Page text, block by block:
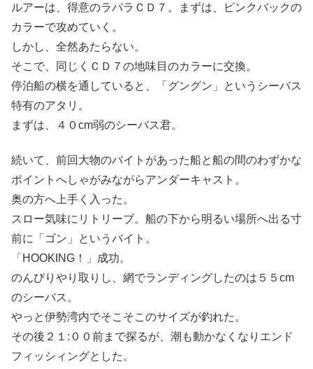
ルアーは、得意のラパラＣＤ７。まずは、ピンクバックの
カラーで攻めていく。
しかし、全然あたらない。
そこで、同じくＣＤ７の地味目のカラーに交換。
停泊船の横を通していると、「グングン」というシーバス
特有のアタリ。
まずは、４０cm弱のシーバス君。
続いて、前回大物のバイトがあった船と船の間のわずかな
ポイントへしゃがみながらアンダーキャスト。
奥の方へ上手く入った。
スロー気味にリトリーブ。船の下から明るい場所へ出る寸
前に「ゴン」というバイト。
「HOOKING！」成功。
のんびりやり取りし、網でランディングしたのは５５cm
のシーバス。
やっと伊勢湾内でそこそこのサイズが釣れた。
その後２１:００前まで探るが、潮も動かなくなりエンド
フィッシィングとした。